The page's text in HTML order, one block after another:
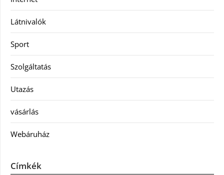
Látnivalók
Sport
Szolgáltatás
Utazás
vásárlás
Webáruház
Címkék